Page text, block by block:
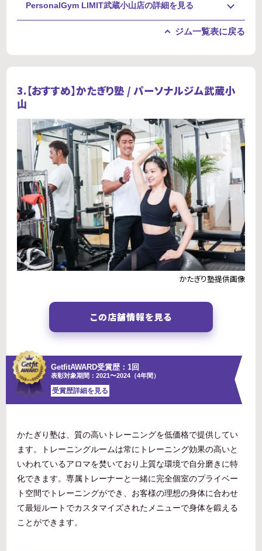
PersonalGym LIMIT武蔵小山店の詳細を見る
ジム一覧表に戻る
3.【おすすめ】かたぎり塾 / パーソナルジム武蔵小
山
かたぎり塾提供画像
この店舗情報を見る
GetfitAWARD受賞歴：1回
表彰対象期間：2021〜2024（4年間）
受賞歴詳細を見る
かたぎり塾は、質の高いトレーニングを低価格で提供してい
ます。トレーニングルームは常にトレーニング効果の高いと
いわれているアロマを焚いており上質な環境で自分磨きに特
化できます。専属トレーナーと一緒に完全個室のプライベー
ト空間でトレーニングができ、お客様の理想の身体に合わせ
て最短ルートでカスタマイズされたメニューで身体を鍛える
ことができます。